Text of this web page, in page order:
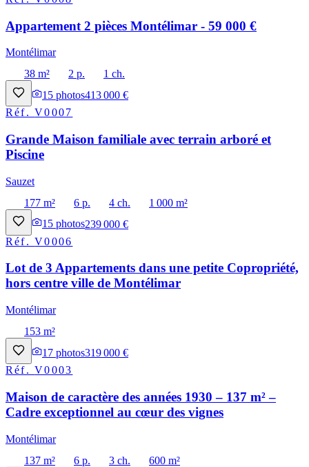
Appartement 2 pièces Montélimar - 59 000 €
Montélimar
38 m²
2 p.
1 ch.
15 photos413 000 €
Réf.V0007
Grande Maison familiale avec terrain arboré et
Piscine
Sauzet
177 m²
6 p. 4 ch.
1 000 m²
15 photos239 000 €
Réf.V0006
Lot de 3 Appartements dans une petite Copropriété,
hors centre ville de Montélimar
Montélimar
153 m²
17 photos319 000 €
Réf.V0003
Maison de caractère des années 1930 – 137 m² –
Cadre exceptionnel au cœur des vignes
Montélimar
137 m²
6 p. 3 ch.
600 m²